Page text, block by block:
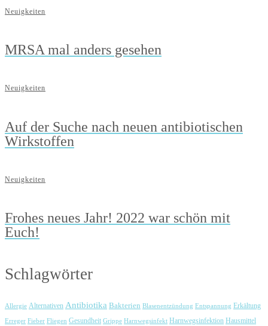
Neuigkeiten
MRSA mal anders gesehen
Neuigkeiten
Auf der Suche nach neuen antibiotischen
Wirkstoffen
Neuigkeiten
Frohes neues Jahr! 2022 war schön mit
Euch!
Schlagwörter
Allergie Alternativen Antibiotika Bakterien Blasenentzündung Entspannung Erkältung
Erreger Fieber Fliegen Gesundheit Grippe Harnwegsinfekt Harnwegsinfektion Hausmittel